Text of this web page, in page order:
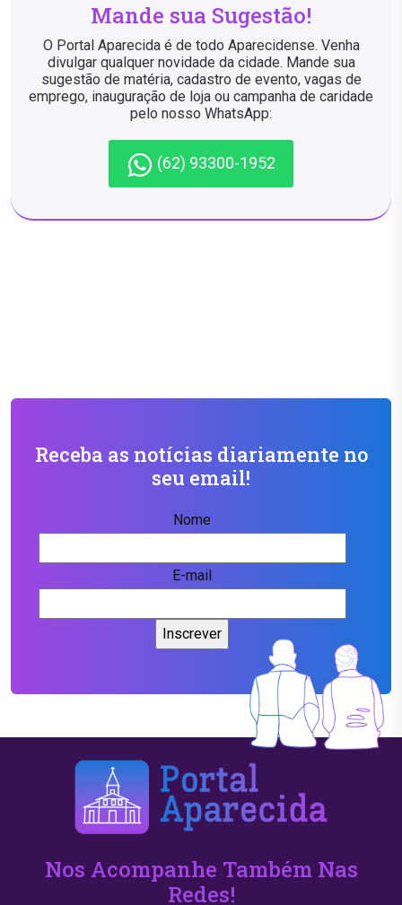
Mande sua Sugestão!
O Portal Aparecida é de todo Aparecidense. Venha
divulgar qualquer novidade da cidade. Mande sua
sugestão de matéria, cadastro de evento, vagas de
emprego, inauguração de loja ou campanha de caridade
pelo nosso WhatsApp:
(62) 93300-1952
Receba as notícias diariamente no
seu email!
Nome
E-mail
Nos Acompanhe Também Nas
Redes!